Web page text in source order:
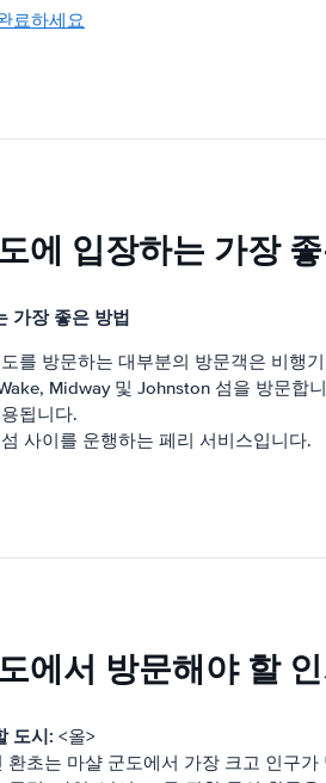
료하세요
에 입장하는 가장
가장 좋은 방법
를 방문하는 대부분의 방문객은 비행
Midway 및 Johnston 섬을 방문합
됩니다.
사이를 운행하는 페리 서비스입니다.
에서 방문해야 할
도시: <올>
환초는 마샬 군도에서 가장 크고 인구